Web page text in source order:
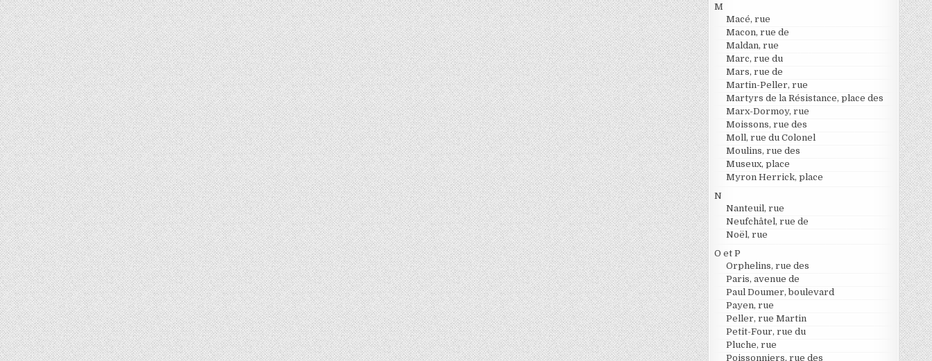
M
Macé, rue
Macon, rue de
Maldan, rue
Marc, rue du
Mars, rue de
Martin-Peller, rue
Martyrs de la Résistance, place des
Marx-Dormoy, rue
Moissons, rue des
Moll, rue du Colonel
Moulins, rue des
Museux, place
Myron Herrick, place
N
Nanteuil, rue
Neufchâtel, rue de
Noël, rue
O et P
Orphelins, rue des
Paris, avenue de
Paul Doumer, boulevard
Payen, rue
Peller, rue Martin
Petit-Four, rue du
Pluche, rue
Poissonniers, rue des